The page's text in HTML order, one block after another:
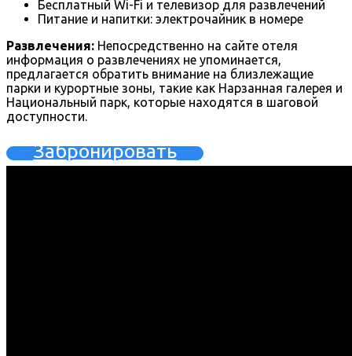
Бесплатный Wi-Fi и телевизор для развлечений
Питание и напитки: электрочайник в номере
Развлечения: Непосредственно на сайте отеля
информация о развлечениях не упоминается,
предлагается обратить внимание на близлежащие
парки и курортные зоны, такие как Нарзанная галерея и
Национальный парк, которые находятся в шаговой
доступности.
Забронировать